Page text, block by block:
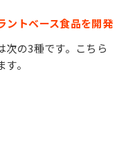
ントベース食品を開発
次の3種です。こちら
。